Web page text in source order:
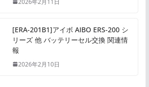
[ERA-201B1]アイボ AIBO ERS-200 シ
リーズ 他 バッテリーセル交換 関連情
報
2026年2月10日